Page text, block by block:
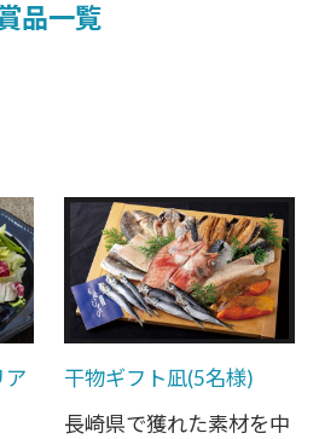
品一覧
ア
干物ギフト凪(5名様)
長崎県で獲れた素材を中